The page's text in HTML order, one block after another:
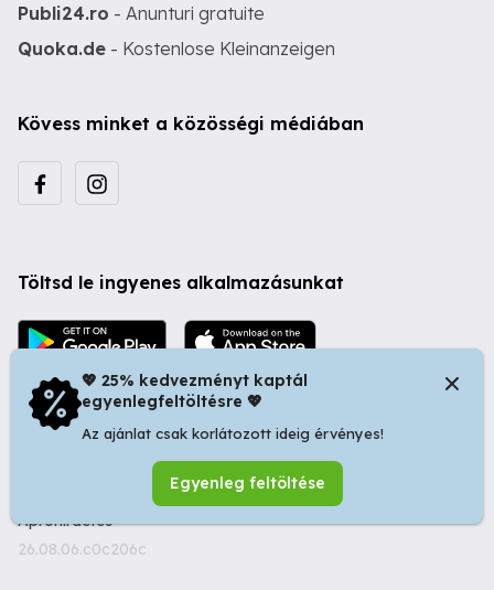
Publi24.ro - Anunturi gratuite
Quoka.de - Kostenlose Kleinanzeigen
Kövess minket a közösségi médiában
Töltsd le ingyenes alkalmazásunkat
© 2026 Startapró S.R.L. | Bulevardul Dacia nr 34, Oradea
410346, Romania | Tax ID: RO44483373 -
Ingyenes
Apróhirdetés
26.08.06.c0c206c
💖 25% kedvezményt kaptál
egyenlegfeltöltésre 💖
Az ajánlat csak korlátozott ideig érvényes!
Egyenleg feltöltése